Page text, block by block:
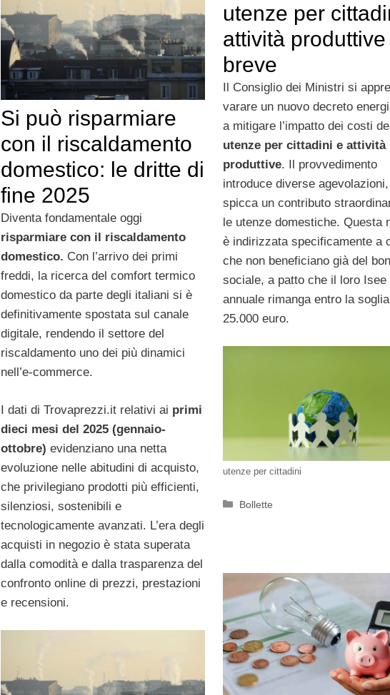
utenze per
attività
breve
Il Consiglio dei Ministri si
varare un nuovo decreto
a mitigare l’impatto dei costi
utenze per cittadini e attività
produttive. Il provvedimento
introduce diverse
spicca un contributo
le utenze domestiche. Questa
è indirizzata specificamente a
che non beneficiano già del
sociale, a patto che il loro Isee
annuale rimanga entro la
25.000 euro.
utenze per cittadini
Categorie
Bollette
Si può risparmiare
con il riscaldamento
domestico: le dritte di
fine 2025
Diventa fondamentale oggi
risparmiare con il riscaldamento
domestico. Con l’arrivo dei primi
freddi, la ricerca del comfort termico
domestico da parte degli italiani si è
definitivamente spostata sul canale
digitale, rendendo il settore del
riscaldamento uno dei più dinamici
nell’e-commerce.
I dati di Trovaprezzi.it relativi ai primi
dieci mesi del 2025 (gennaio-
ottobre) evidenziano una netta
evoluzione nelle abitudini di acquisto,
che privilegiano prodotti più efficienti,
silenziosi, sostenibili e
tecnologicamente avanzati. L’era degli
acquisti in negozio è stata superata
dalla comodità e dalla trasparenza del
confronto online di prezzi, prestazioni
e recensioni.